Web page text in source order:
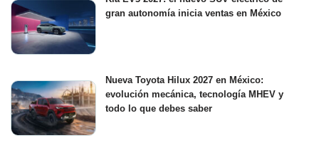
gran autonomía inicia ventas en México
Nueva Toyota Hilux 2027 en México:
evolución mecánica, tecnología MHEV y
todo lo que debes saber